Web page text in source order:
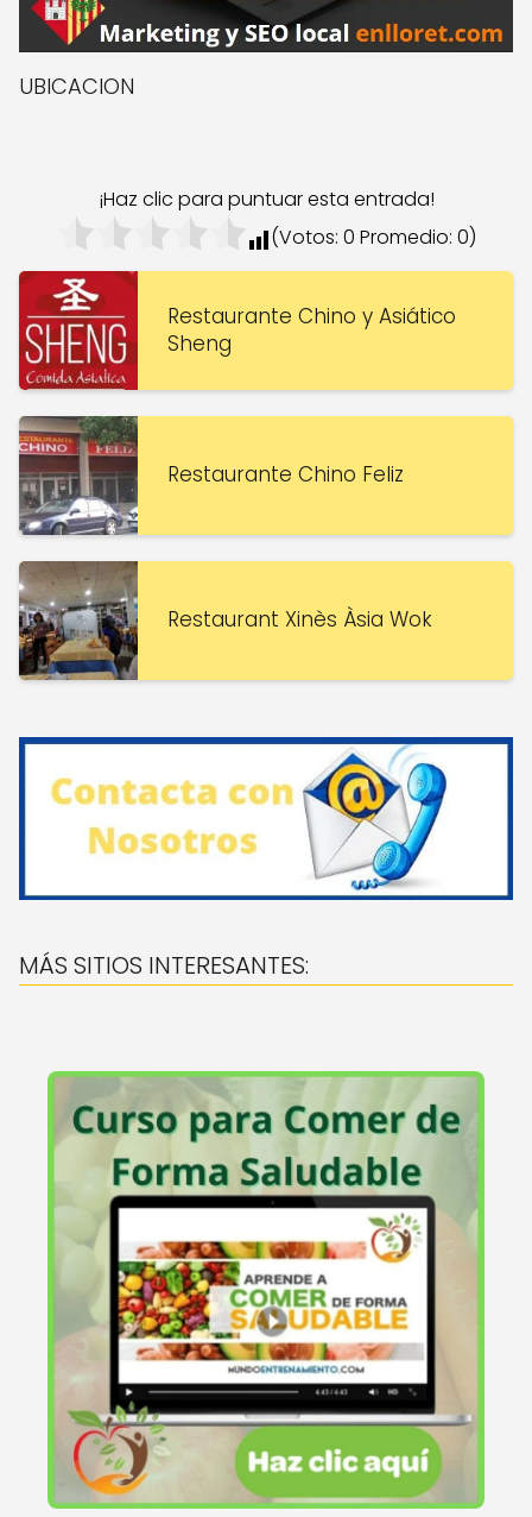
UBICACION
¡Haz clic para puntuar esta entrada!
(Votos: 0 Promedio: 0)
Restaurante Chino y Asiático
Sheng
Restaurante Chino Feliz
Restaurant Xinès Àsia Wok
MÁS SITIOS INTERESANTES: